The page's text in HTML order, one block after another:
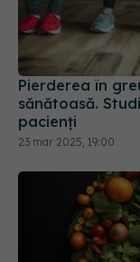
Pierderea în
sănătoasă.
pacienți
23 mar 2025, 19:00